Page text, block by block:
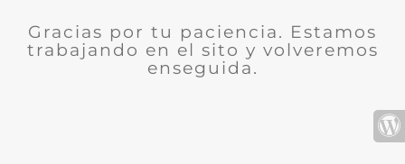
Gracias por tu paciencia. Estamos
trabajando en el sito y volveremos
enseguida.